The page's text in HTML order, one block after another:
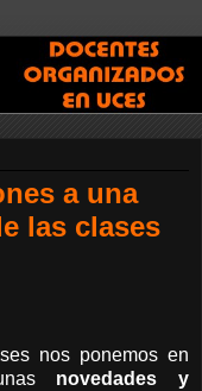
a una
las clases
nos ponemos en
novedades y